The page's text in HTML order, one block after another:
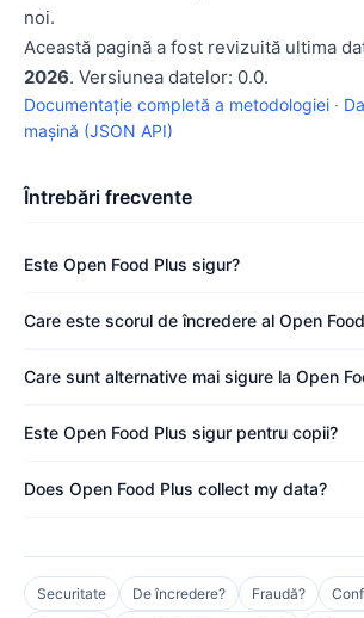
noi.
Această pagină a fost revizuită ultima
2026. Versiunea datelor: 0.0.
Documentație completă a metodologiei ·
mașină (JSON API)
Întrebări frecvente
Este Open Food Plus sigur?
Care este scorul de încredere al Open
Care sunt alternative mai sigure la Open
Este Open Food Plus sigur pentru copii?
Does Open Food Plus collect my data?
Securitate De încredere? Fraudă?